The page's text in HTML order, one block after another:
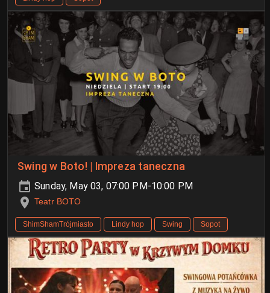
Swing w Boto! | Impreza taneczna
Sunday, May 03, 07:00 PM-10:00 PM
Teatr BOTO
ShimShamTrójmiasto Lindy hop Swing Sopot